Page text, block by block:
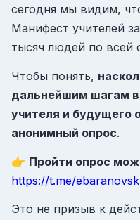
сегодня мы видим,
Манифест учителей
тысяч людей по всей
Чтобы понять,
дальнейшим шагам
учителя и будущего
анонимный опрос.
👉 Пройти опрос
https://t.me/
Это не призыв к